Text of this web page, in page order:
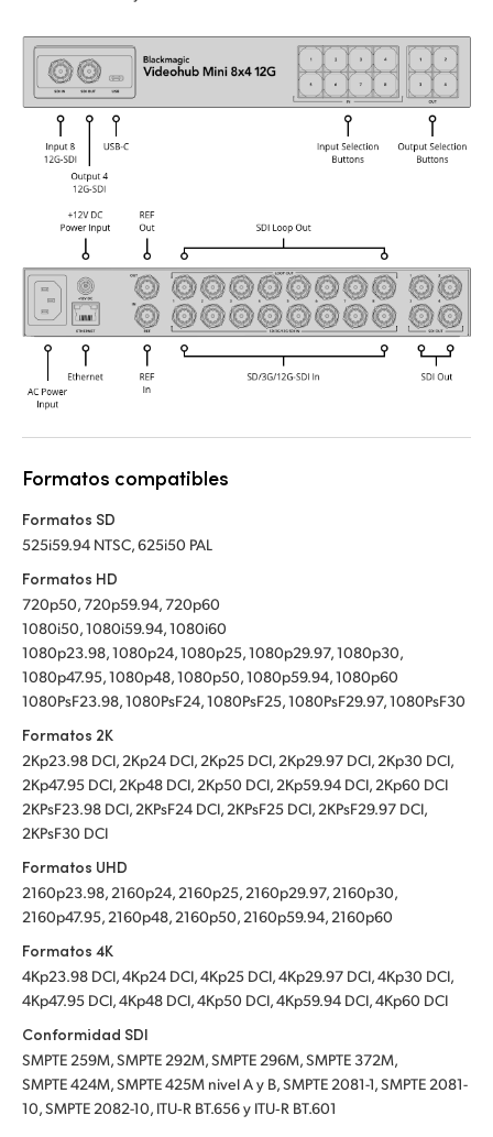
Formatos compatibles
Formatos SD
525i59.94 NTSC, 625i50 PAL
Formatos HD
720p50, 720p59.94, 720p60
1080i50, 1080i59.94, 1080i60
1080p23.98, 1080p24, 1080p25, 1080p29.97, 1080p30,
1080p47.95, 1080p48, 1080p50, 1080p59.94, 1080p60
1080PsF23.98, 1080PsF24, 1080PsF25, 1080PsF29.97, 1080PsF30
Formatos 2K
2Kp23.98 DCI, 2Kp24 DCI, 2Kp25 DCI, 2Kp29.97 DCI, 2Kp30 DCI,
2Kp47.95 DCI, 2Kp48 DCI, 2Kp50 DCI, 2Kp59.94 DCI, 2Kp60 DCI
2KPsF23.98 DCI, 2KPsF24 DCI, 2KPsF25 DCI, 2KPsF29.97 DCI,
2KPsF30 DCI
Formatos UHD
2160p23.98, 2160p24, 2160p25, 2160p29.97, 2160p30,
2160p47.95, 2160p48, 2160p50, 2160p59.94, 2160p60
Formatos 4K
4Kp23.98 DCI, 4Kp24 DCI, 4Kp25 DCI, 4Kp29.97 DCI, 4Kp30 DCI,
4Kp47.95 DCI, 4Kp48 DCI, 4Kp50 DCI, 4Kp59.94 DCI, 4Kp60 DCI
Conformidad SDI
SMPTE 259M, SMPTE 292M, SMPTE 296M, SMPTE 372M,
SMPTE 424M, SMPTE 425M nivel A y B, SMPTE 2081-1, SMPTE 2081-
10, SMPTE 2082-10, ITU‑R BT.656 y ITU‑R BT.601